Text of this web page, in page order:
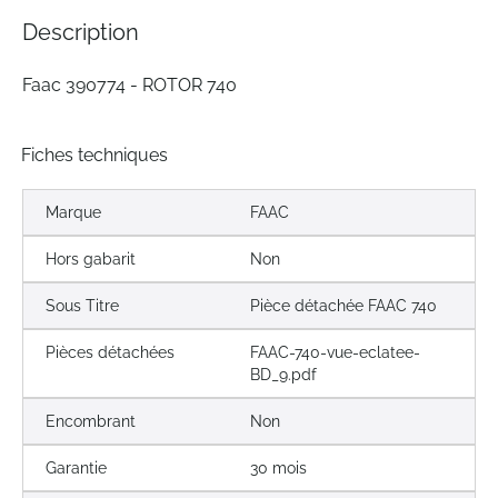
images
Description
Faac 390774 - ROTOR 740
Fiches techniques
Marque FAAC
Hors gabarit Non
Sous Titre Pièce détachée FAAC 740
Pièces détachées
FAAC-740-vue-eclatee-
BD_9.pdf
Encombrant Non
Garantie 30 mois